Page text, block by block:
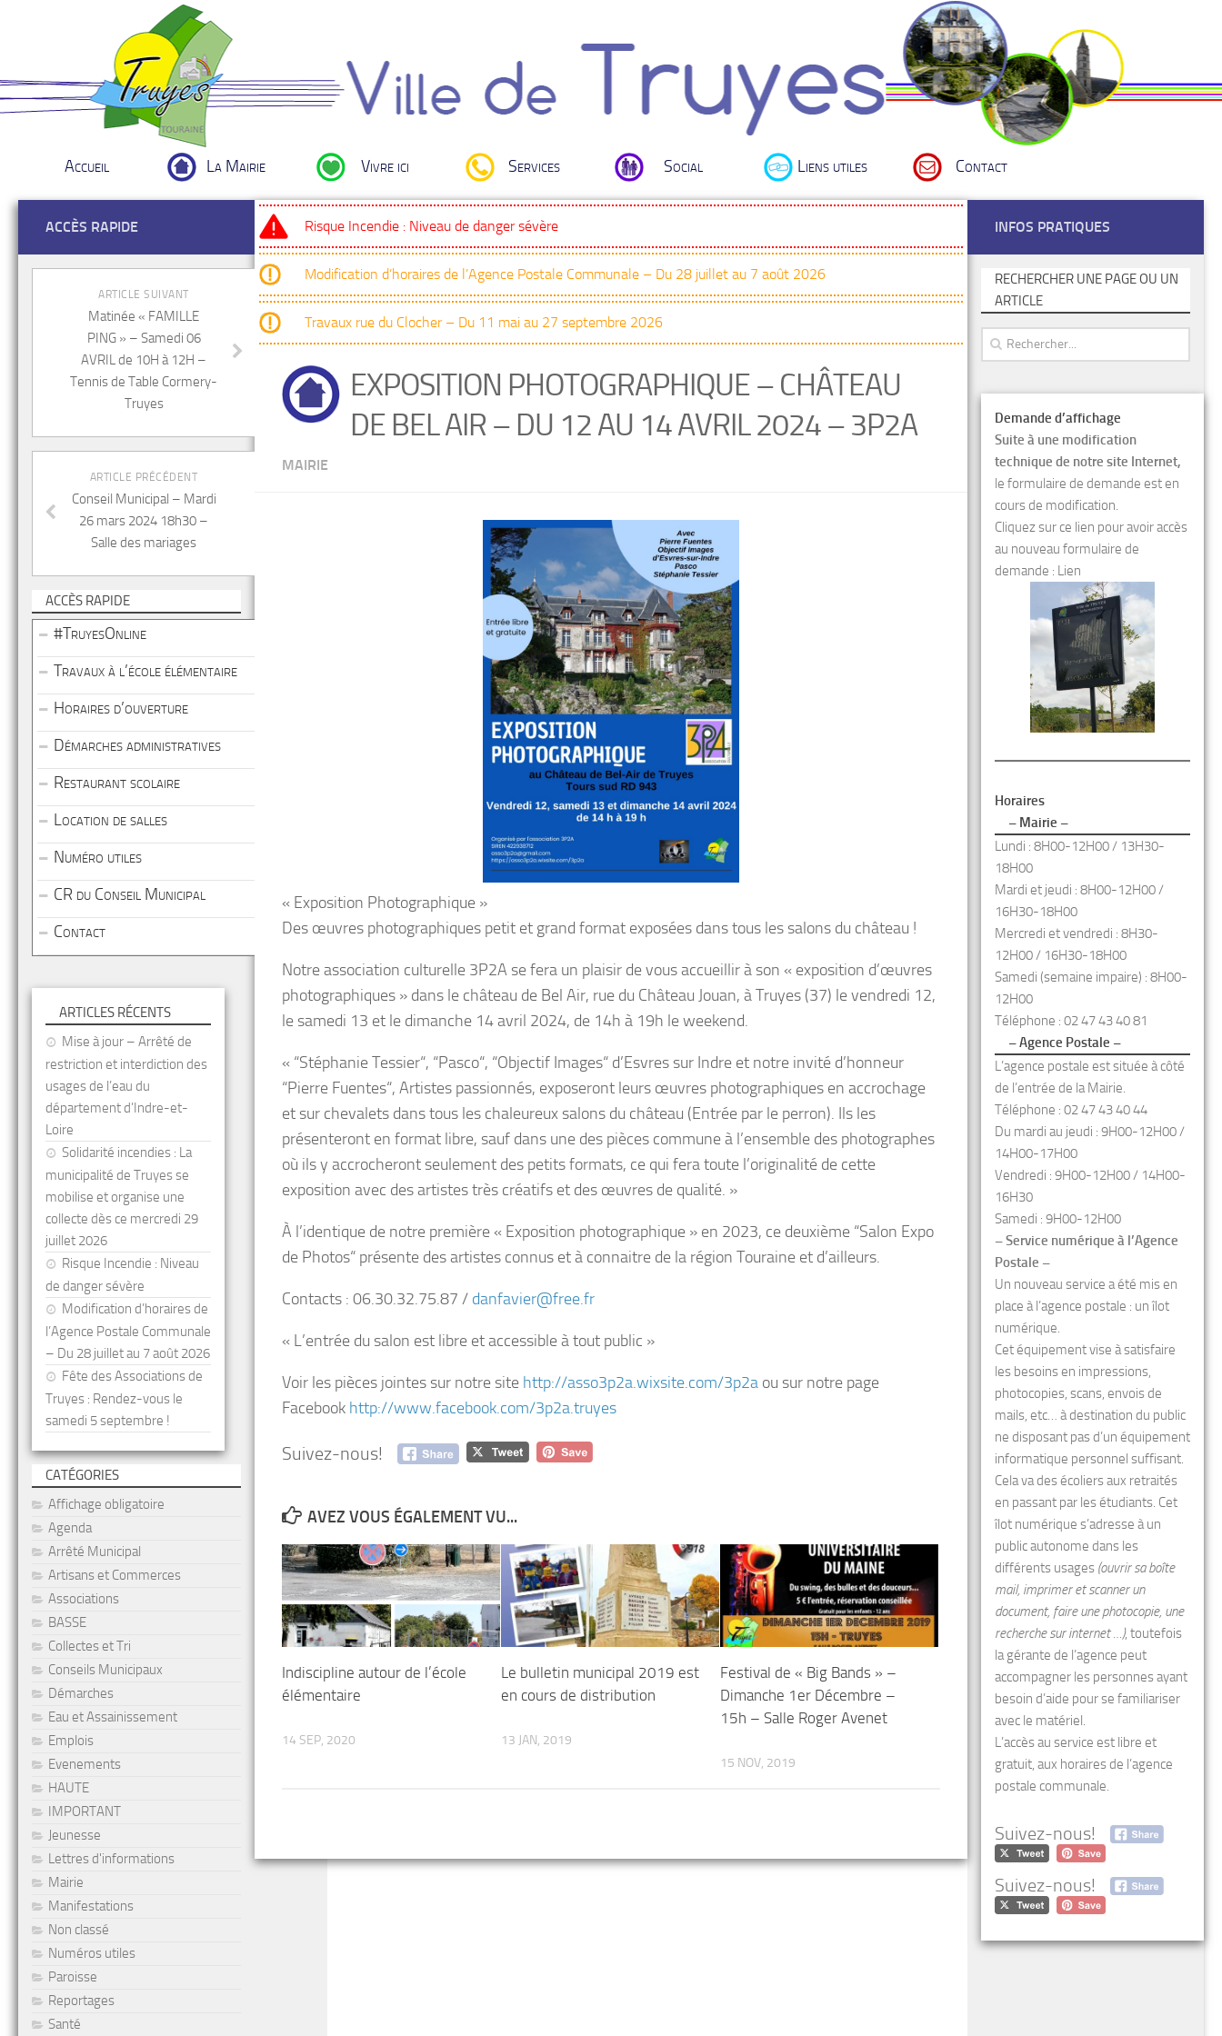
Accueil La Mairie Vivre ici Services Social Liens utiles Contact
Risque Incendie : Niveau de danger sévère
Modification d’horaires de l’Agence Postale Communale – Du 28 juillet au 7 août 2026
Travaux rue du Clocher – Du 11 mai au 27 septembre 2026
EXPOSITION PHOTOGRAPHIQUE – CHÂTEAU
DE BEL AIR – DU 12 AU 14 AVRIL 2024 – 3P2A
MAIRIE
« Exposition Photographique »
Des œuvres photographiques petit et grand format exposées dans tous les salons du château !
Notre association culturelle 3P2A se fera un plaisir de vous accueillir à son « exposition d’œuvres
photographiques » dans le château de Bel Air, rue du Château Jouan, à Truyes (37) le vendredi 12,
le samedi 13 et le dimanche 14 avril 2024, de 14h à 19h le weekend.
« “Stéphanie Tessier“, “Pasco“, “Objectif Images“ d’Esvres sur Indre et notre invité d’honneur
“Pierre Fuentes“, Artistes passionnés, exposeront leurs œuvres photographiques en accrochage
et sur chevalets dans tous les chaleureux salons du château (Entrée par le perron). Ils les
présenteront en format libre, sauf dans une des pièces commune à l’ensemble des photographes
où ils y accrocheront seulement des petits formats, ce qui fera toute l’originalité de cette
exposition avec des artistes très créatifs et des œuvres de qualité. »
À l’identique de notre première « Exposition photographique » en 2023, ce deuxième “Salon Expo
de Photos“ présente des artistes connus et à connaitre de la région Touraine et d’ailleurs.
Contacts : 06.30.32.75.87 / danfavier@free.fr
« L’entrée du salon est libre et accessible à tout public »
Voir les pièces jointes sur notre site http://asso3p2a.wixsite.com/3p2a ou sur notre page
Facebook http://www.facebook.com/3p2a.truyes
Suivez-nous!
AVEZ VOUS ÉGALEMENT VU...
Indiscipline autour de l’école
élémentaire
14 SEP, 2020
Le bulletin municipal 2019 est
en cours de distribution
13 JAN, 2019
Festival de « Big Bands » –
Dimanche 1er Décembre –
15h – Salle Roger Avenet
15 NOV, 2019
ACCÈS RAPIDE
ARTICLE SUIVANT
Matinée « FAMILLE
PING » – Samedi 06
AVRIL de 10H à 12H –
Tennis de Table Cormery-
Truyes
ARTICLE PRÉCÉDENT
Conseil Municipal – Mardi
26 mars 2024 18h30 –
Salle des mariages
ACCÈS RAPIDE
#TruyesOnline
Travaux à l’école élémentaire
Horaires d’ouverture
Démarches administratives
Restaurant scolaire
Location de salles
Numéro utiles
CR du Conseil Municipal
Contact
ARTICLES RÉCENTS
Mise à jour – Arrêté de
restriction et interdiction des
usages de l’eau du
département d’Indre-et-
Loire
Solidarité incendies : La
municipalité de Truyes se
mobilise et organise une
collecte dès ce mercredi 29
juillet 2026
Risque Incendie : Niveau
de danger sévère
Modification d’horaires de
l’Agence Postale Communale
– Du 28 juillet au 7 août 2026
Fête des Associations de
Truyes : Rendez-vous le
samedi 5 septembre !
CATÉGORIES
Affichage obligatoire
Agenda
Arrêté Municipal
Artisans et Commerces
Associations
BASSE
Collectes et Tri
Conseils Municipaux
Démarches
Eau et Assainissement
Emplois
Evenements
HAUTE
IMPORTANT
Jeunesse
Lettres d'informations
Mairie
Manifestations
Non classé
Numéros utiles
Paroisse
Reportages
Santé
INFOS PRATIQUES
RECHERCHER UNE PAGE OU UN
ARTICLE
Demande d’affichage
Suite à une modification
technique de notre site Internet,
le formulaire de demande est en
cours de modification.
Cliquez sur ce lien pour avoir accès
au nouveau formulaire de
demande : Lien
Horaires
– Mairie –
Lundi : 8H00-12H00 / 13H30-
18H00
Mardi et jeudi : 8H00-12H00 /
16H30-18H00
Mercredi et vendredi : 8H30-
12H00 / 16H30-18H00
Samedi (semaine impaire) : 8H00-
12H00
Téléphone : 02 47 43 40 81
– Agence Postale –
L’agence postale est située à côté
de l’entrée de la Mairie.
Téléphone : 02 47 43 40 44
Du mardi au jeudi : 9H00-12H00 /
14H00-17H00
Vendredi : 9H00-12H00 / 14H00-
16H30
Samedi : 9H00-12H00
– Service numérique à l’Agence
Postale –
Un nouveau service a été mis en
place à l’agence postale : un îlot
numérique.
Cet équipement vise à satisfaire
les besoins en impressions,
photocopies, scans, envois de
mails, etc… à destination du public
ne disposant pas d’un équipement
informatique personnel suffisant.
Cela va des écoliers aux retraités
en passant par les étudiants. Cet
îlot numérique s’adresse à un
public autonome dans les
différents usages (ouvrir sa boîte
mail, imprimer et scanner un
document, faire une photocopie, une
recherche sur internet …), toutefois
la gérante de l’agence peut
accompagner les personnes ayant
besoin d’aide pour se familiariser
avec le matériel.
L’accès au service est libre et
gratuit, aux horaires de l’agence
postale communale.
Suivez-nous!
Suivez-nous!